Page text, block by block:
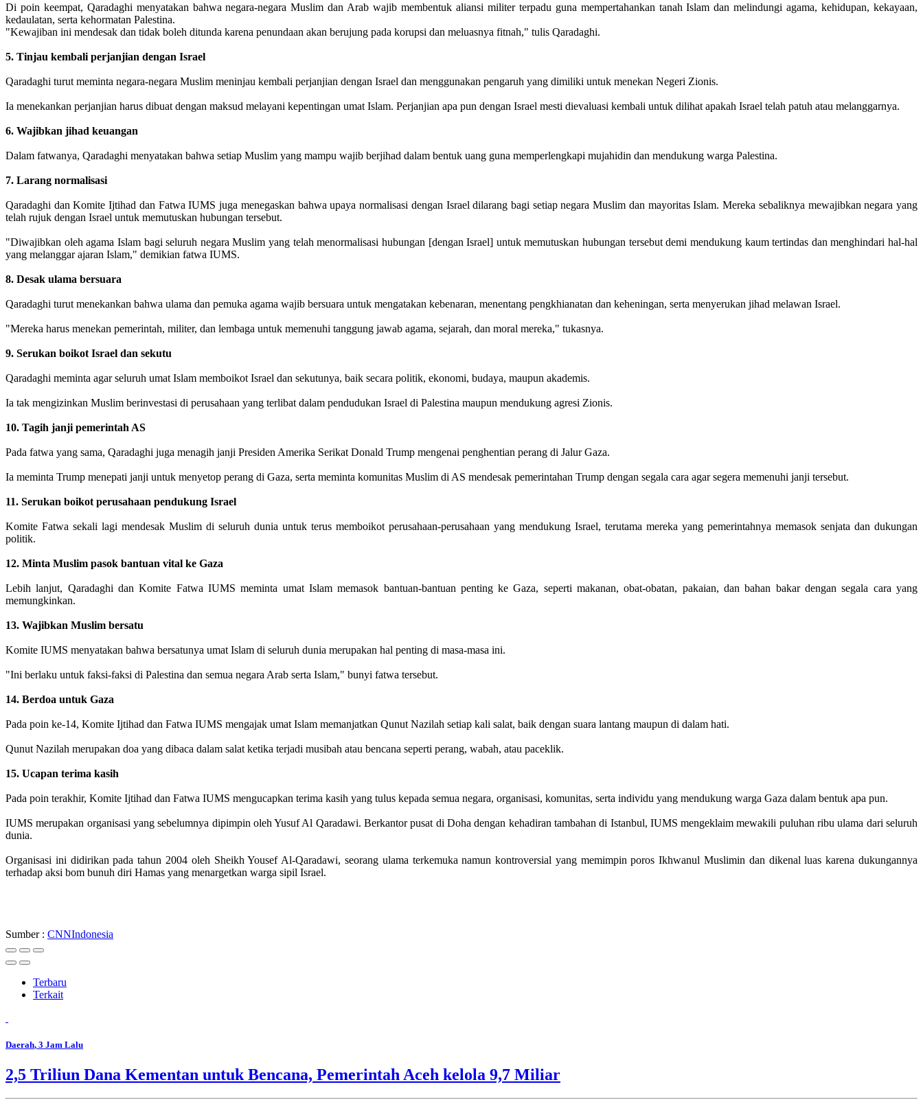
Di poin keempat, Qaradaghi menyatakan bahwa negara-negara Muslim dan Arab wajib membentuk aliansi militer terpadu guna mempertahankan tanah Islam dan melindungi agama, kehidupan, kekayaan,
kedaulatan, serta kehormatan Palestina.
"Kewajiban ini mendesak dan tidak boleh ditunda karena penundaan akan berujung pada korupsi dan meluasnya fitnah," tulis Qaradaghi.
5. Tinjau kembali perjanjian dengan Israel
Qaradaghi turut meminta negara-negara Muslim meninjau kembali perjanjian dengan Israel dan menggunakan pengaruh yang dimiliki untuk menekan Negeri Zionis.
Ia menekankan perjanjian harus dibuat dengan maksud melayani kepentingan umat Islam. Perjanjian apa pun dengan Israel mesti dievaluasi kembali untuk dilihat apakah Israel telah patuh atau melanggarnya.
6. Wajibkan jihad keuangan
Dalam fatwanya, Qaradaghi menyatakan bahwa setiap Muslim yang mampu wajib berjihad dalam bentuk uang guna memperlengkapi mujahidin dan mendukung warga Palestina.
7. Larang normalisasi
Qaradaghi dan Komite Ijtihad dan Fatwa IUMS juga menegaskan bahwa upaya normalisasi dengan Israel dilarang bagi setiap negara Muslim dan mayoritas Islam. Mereka sebaliknya mewajibkan negara yang
telah rujuk dengan Israel untuk memutuskan hubungan tersebut.
"Diwajibkan oleh agama Islam bagi seluruh negara Muslim yang telah menormalisasi hubungan [dengan Israel] untuk memutuskan hubungan tersebut demi mendukung kaum tertindas dan menghindari hal-hal
yang melanggar ajaran Islam," demikian fatwa IUMS.
8. Desak ulama bersuara
Qaradaghi turut menekankan bahwa ulama dan pemuka agama wajib bersuara untuk mengatakan kebenaran, menentang pengkhianatan dan keheningan, serta menyerukan jihad melawan Israel.
"Mereka harus menekan pemerintah, militer, dan lembaga untuk memenuhi tanggung jawab agama, sejarah, dan moral mereka," tukasnya.
9. Serukan boikot Israel dan sekutu
Qaradaghi meminta agar seluruh umat Islam memboikot Israel dan sekutunya, baik secara politik, ekonomi, budaya, maupun akademis.
Ia tak mengizinkan Muslim berinvestasi di perusahaan yang terlibat dalam pendudukan Israel di Palestina maupun mendukung agresi Zionis.
10. Tagih janji pemerintah AS
Pada fatwa yang sama, Qaradaghi juga menagih janji Presiden Amerika Serikat Donald Trump mengenai penghentian perang di Jalur Gaza.
Ia meminta Trump menepati janji untuk menyetop perang di Gaza, serta meminta komunitas Muslim di AS mendesak pemerintahan Trump dengan segala cara agar segera memenuhi janji tersebut.
11. Serukan boikot perusahaan pendukung Israel
Komite Fatwa sekali lagi mendesak Muslim di seluruh dunia untuk terus memboikot perusahaan-perusahaan yang mendukung Israel, terutama mereka yang pemerintahnya memasok senjata dan dukungan
politik.
12. Minta Muslim pasok bantuan vital ke Gaza
Lebih lanjut, Qaradaghi dan Komite Fatwa IUMS meminta umat Islam memasok bantuan-bantuan penting ke Gaza, seperti makanan, obat-obatan, pakaian, dan bahan bakar dengan segala cara yang
memungkinkan.
13. Wajibkan Muslim bersatu
Komite IUMS menyatakan bahwa bersatunya umat Islam di seluruh dunia merupakan hal penting di masa-masa ini.
"Ini berlaku untuk faksi-faksi di Palestina dan semua negara Arab serta Islam," bunyi fatwa tersebut.
14. Berdoa untuk Gaza
Pada poin ke-14, Komite Ijtihad dan Fatwa IUMS mengajak umat Islam memanjatkan Qunut Nazilah setiap kali salat, baik dengan suara lantang maupun di dalam hati.
Qunut Nazilah merupakan doa yang dibaca dalam salat ketika terjadi musibah atau bencana seperti perang, wabah, atau paceklik.
15. Ucapan terima kasih
Pada poin terakhir, Komite Ijtihad dan Fatwa IUMS mengucapkan terima kasih yang tulus kepada semua negara, organisasi, komunitas, serta individu yang mendukung warga Gaza dalam bentuk apa pun.
IUMS merupakan organisasi yang sebelumnya dipimpin oleh Yusuf Al Qaradawi. Berkantor pusat di Doha dengan kehadiran tambahan di Istanbul, IUMS mengeklaim mewakili puluhan ribu ulama dari seluruh
dunia.
Organisasi ini didirikan pada tahun 2004 oleh Sheikh Yousef Al-Qaradawi, seorang ulama terkemuka namun kontroversial yang memimpin poros Ikhwanul Muslimin dan dikenal luas karena dukungannya
terhadap aksi bom bunuh diri Hamas yang menargetkan warga sipil Israel.
Sumber : CNNIndonesia
Terbaru
Terkait
Daerah, 3 Jam Lalu
2,5 Triliun Dana Kementan untuk Bencana, Pemerintah Aceh kelola 9,7 Miliar